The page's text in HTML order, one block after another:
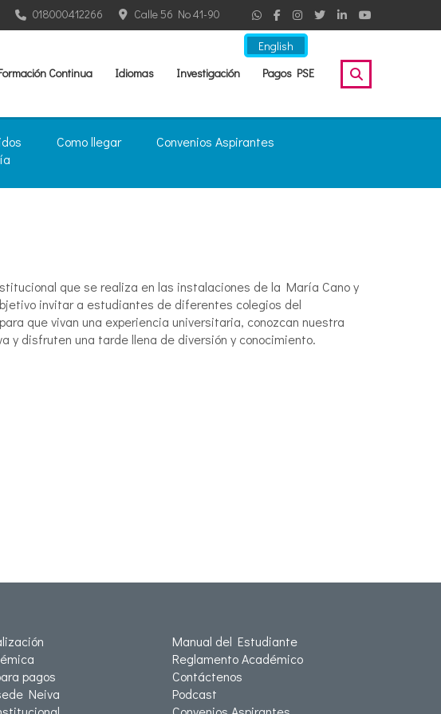
English
Calle 56 No 41-90
018000412266
Continua Idiomas Investigación Pagos PSE
Como llegar
Convenios Aspirantes
que se realiza en las instalaciones de la María Cano y
invitar a estudiantes de diferentes colegios del
que vivan una experiencia universitaria, conozcan nuestra
y disfruten una tarde llena de diversión y conocimiento.
pagos
Neiva
Manual del Estudiante
Reglamento Académico
Contáctenos
Podcast